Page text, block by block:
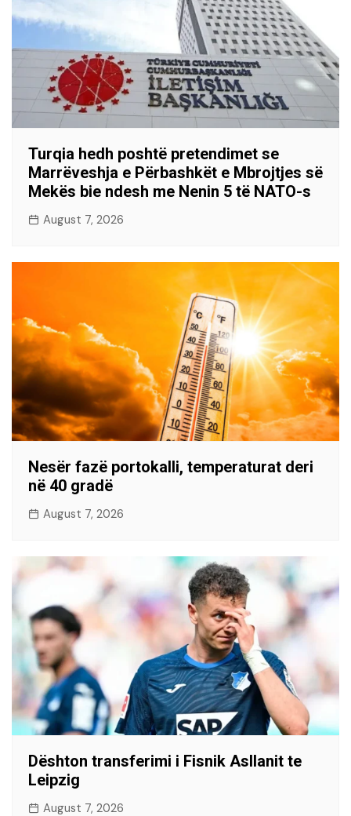
Turqia hedh poshtë pretendimet se
Marrëveshja e Përbashkët e Mbrojtjes së
Mekës bie ndesh me Nenin 5 të NATO-s
August 7, 2026
Nesër fazë portokalli, temperaturat deri
në 40 gradë
August 7, 2026
Dështon transferimi i Fisnik Asllanit te
Leipzig
August 7, 2026